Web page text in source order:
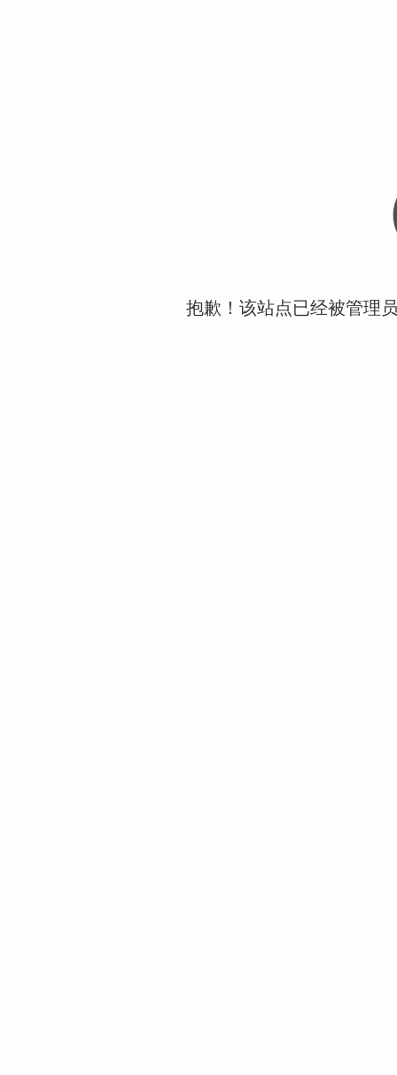
抱歉！该站点已经被管理